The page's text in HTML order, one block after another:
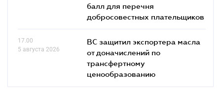
балл для перечня
добросовестных плательщиков
17.00
5 августа 2026
ВС защитил экспортера масла
от доначислений по
трансфертному
ценообразованию